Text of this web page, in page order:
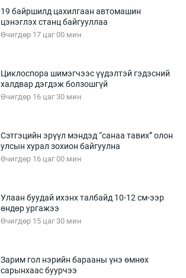
19 байршилд цахилгаан автомашин
цэнэглэх станц байгууллаа
Өчигдөр 17 цаг 00 мин
Циклоспора шимэгчээс үүдэлтэй гэдэсний
халдвар дэгдэж болзошгүй
Өчигдөр 16 цаг 30 мин
Сэтгэцийн эрүүл мэндэд “санаа тавих” олон
улсын хурал зохион байгуулна
Өчигдөр 16 цаг 00 мин
Улаан буудай ихэнх талбайд 10-12 см-ээр
өндөр ургажээ
Өчигдөр 15 цаг 30 мин
Зарим гол нэрийн барааны үнэ өмнөх
сарынхаас буурчээ